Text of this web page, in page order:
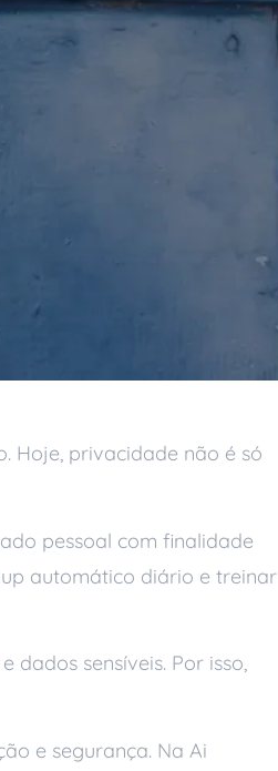
Hoje, privacidade não é só
pessoal com finalidade
automático diário e treinar
dados sensíveis. Por isso,
e segurança. Na Ai